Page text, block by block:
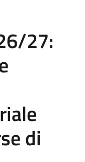
27:
di